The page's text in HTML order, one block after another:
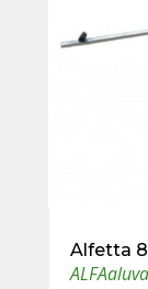
Alfetta